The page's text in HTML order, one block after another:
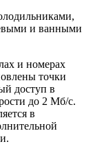
и ванными
и номерах
точки
доступ в
до 2 Мб/c.
в